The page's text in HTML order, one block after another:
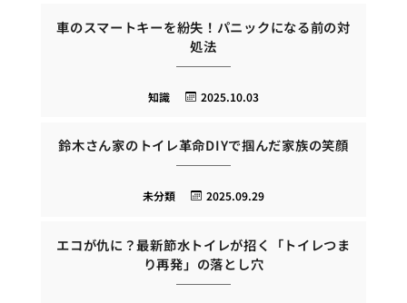
車のスマートキーを紛失！パニックになる前の対
処法
2025.10.03
知識
鈴木さん家のトイレ革命DIYで掴んだ家族の笑顔
2025.09.29
未分類
エコが仇に？最新節水トイレが招く「トイレつま
り再発」の落とし穴